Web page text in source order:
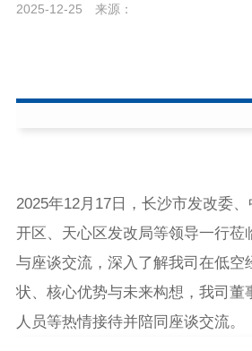
2025-12-25 来源：
2025年12月17日，长沙市发改委
开区、天心区发改局等领导一行莅
与座谈交流，深入了解我司在低空
状、核心优势与未来构想，我司董
人员等热情接待并陪同座谈交流。